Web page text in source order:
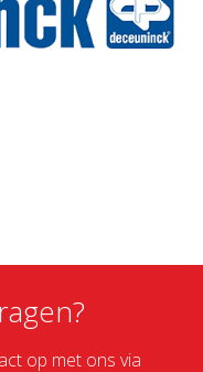
op met ons via